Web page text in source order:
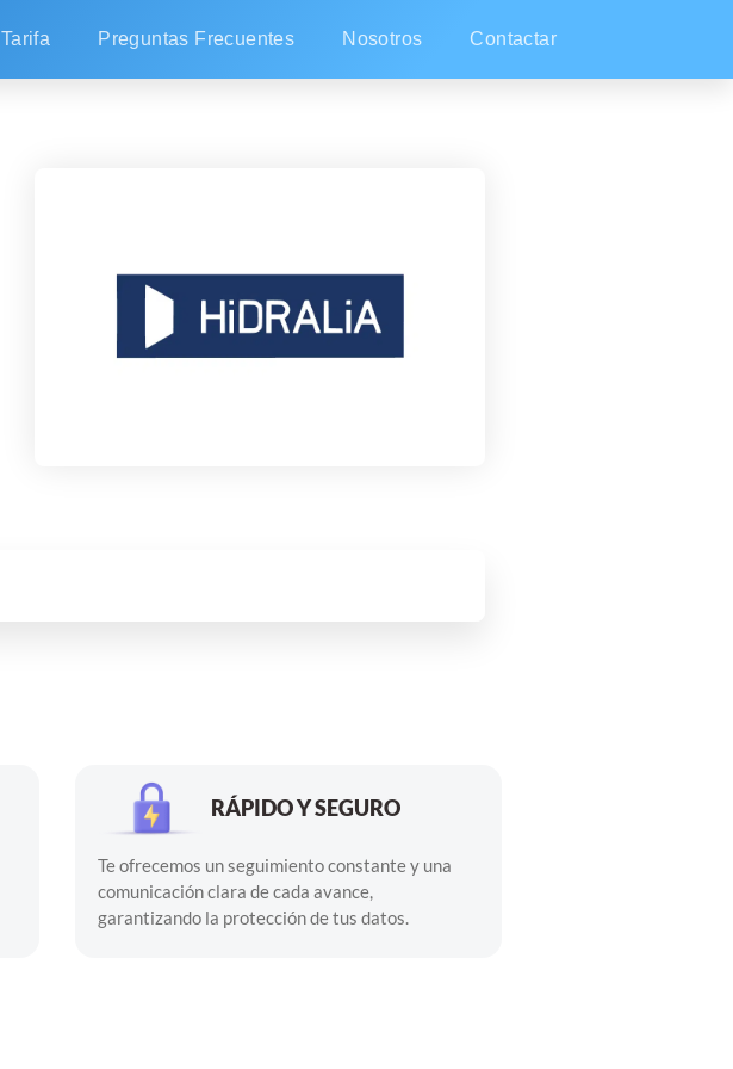
Tarifa Preguntas Frecuentes Nosotros Contactar
RÁPIDO Y SEGURO
Te ofrecemos un seguimiento constante y una
comunicación clara de cada avance,
garantizando la protección de tus datos.